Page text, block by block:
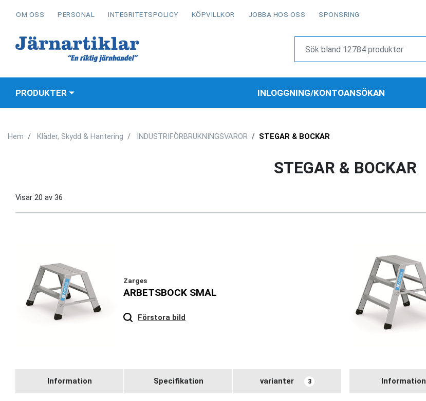
OM OSS PERSONAL INTEGRITETSPOLICY KÖPVILLKOR JOBBA HOS OSS SPONSRING
PRODUKTER INLOGGNING/KONTOANSÖKAN
Hem Kläder, Skydd & Hantering INDUSTRIFÖRBRUKNINGSVAROR STEGAR & BOCKAR
STEGAR & BOCKAR
Visar 20 av 36
Zarges
ARBETSBOCK SMAL
Förstora bild
Information Specifikation varianter 3 Information